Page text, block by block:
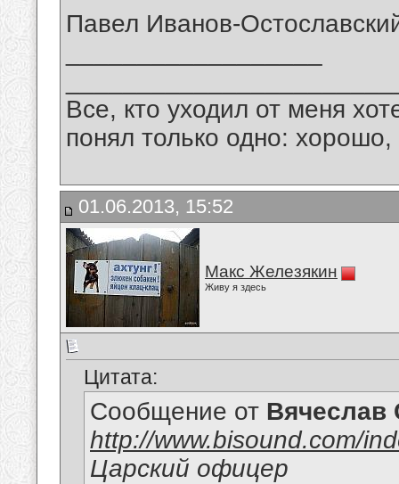
Павел Иванов-
Все, кто уходил от меня
понял только одно:
01.06.2013, 15:52
Макс Железякин
Живу я здесь
Цитата:
Сообщение от Вячеслав
http://www.bisound.com/
Царский офицер